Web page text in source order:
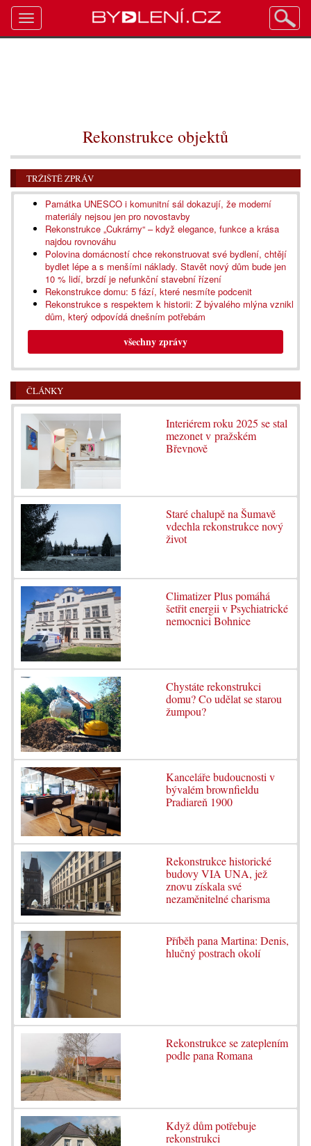
Rekonstrukce objektů
TRŽIŠTĚ ZPRÁV
Památka UNESCO i komunitní sál dokazují, že moderní
materiály nejsou jen pro novostavby
Rekonstrukce „Cukrárny“ – když elegance, funkce a krása
najdou rovnováhu
Polovina domácností chce rekonstruovat své bydlení, chtějí
bydlet lépe a s menšími náklady. Stavět nový dům bude jen
10 % lidí, brzdí je nefunkční stavební řízení
Rekonstrukce domu: 5 fází, které nesmíte podcenit
Rekonstrukce s respektem k historii: Z bývalého mlýna vznikl
dům, který odpovídá dnešním potřebám
všechny zprávy
ČLÁNKY
Interiérem roku 2025 se stal
mezonet v pražském
Břevnově
Staré chalupě na Šumavě
vdechla rekonstrukce nový
život
Climatizer Plus pomáhá
šetřit energii v Psychiatrické
nemocnici Bohnice
Chystáte rekonstrukci
domu? Co udělat se starou
žumpou?
Kanceláře budoucnosti v
bývalém brownfieldu
Pradiareň 1900
Rekonstrukce historické
budovy VIA UNA, jež
znovu získala své
nezaměnitelné charisma
Příběh pana Martina: Denis,
hlučný postrach okolí
Rekonstrukce se zateplením
podle pana Romana
Když dům potřebuje
rekonstrukci
Toggle
navigation